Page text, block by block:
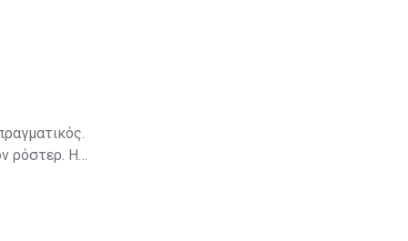
ρόστερ. Η